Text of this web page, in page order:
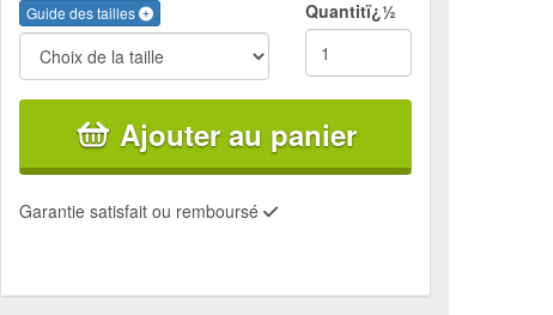
Guide des tailles Quantitï¿½
Ajouter au panier
Garantie satisfait ou remboursé